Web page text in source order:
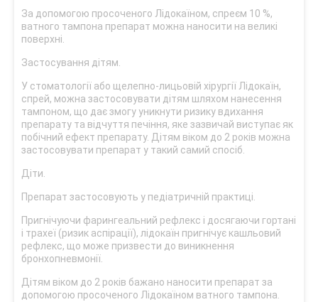
За допомогою просоченого Лідокаїном, спреєм 10 %,
ватного тампона препарат можна наносити на великі
поверхні.
Застосування дітям.
У стоматології або щелепно-лицьовій хірургії Лідокаїн,
спрей, можна застосовувати дітям шляхом нанесення
тампоном, що дає змогу уникнути ризику вдихання
препарату та відчуття печіння, яке зазвичай виступає як
побічний ефект препарату. Дітям віком до 2 років можна
застосовувати препарат у такий самий спосіб.
Діти.
Препарат застосовують у педіатричній практиці.
Пригнічуючи фарингеальний рефлекс і досягаючи гортані
і трахеї (ризик аспірації), лідокаїн пригнічує кашльовий
рефлекс, що може призвести до виникнення
бронхопневмонії.
Дітям віком до 2 років бажано наносити препарат за
допомогою просоченого Лідокаїном ватного тампона.